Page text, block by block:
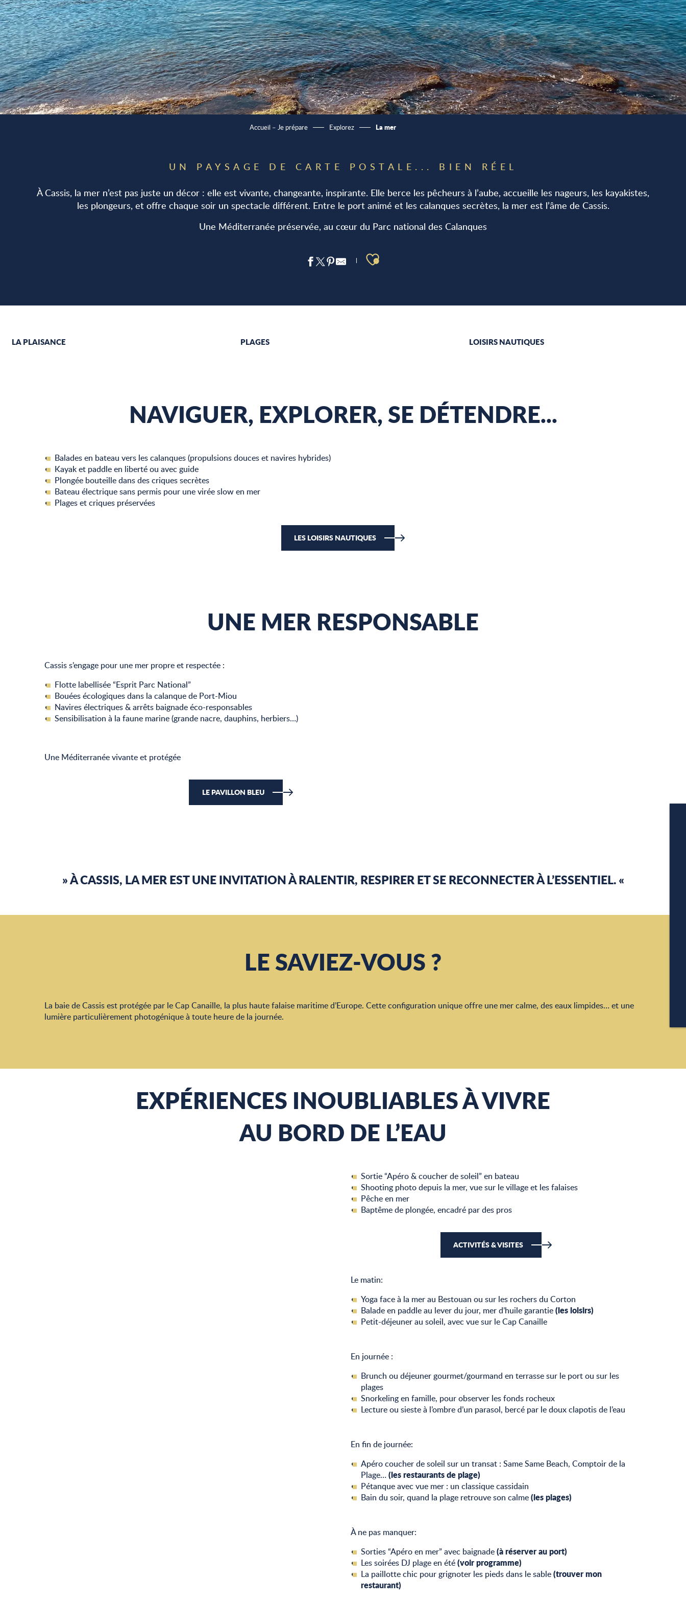
Accueil – Je prépare Explorez La mer
UN PAYSAGE DE CARTE POSTALE... BIEN RÉEL
À Cassis, la mer n’est pas juste un décor : elle est vivante, changeante, inspirante. Elle berce les pêcheurs à l’aube, accueille les nageurs, les kayakistes,
les plongeurs, et offre chaque soir un spectacle différent. Entre le port animé et les calanques secrètes, la mer est l’âme de Cassis.
Une Méditerranée préservée, au cœur du Parc national des Calanques
Ajouter aux favoris
LA PLAISANCE PLAGES LOISIRS NAUTIQUES
NAVIGUER, EXPLORER, SE DÉTENDRE...
Balades en bateau vers les calanques (propulsions douces et navires hybrides)
Kayak et paddle en liberté ou avec guide
Plongée bouteille dans des criques secrètes
Bateau électrique sans permis pour une virée slow en mer
Plages et criques préservées
LES LOISIRS NAUTIQUES
UNE MER RESPONSABLE
Cassis s’engage pour une mer propre et respectée :
Flotte labellisée “Esprit Parc National”
Bouées écologiques dans la calanque de Port-Miou
Navires électriques & arrêts baignade éco-responsables
Sensibilisation à la faune marine (grande nacre, dauphins, herbiers…)
Une Méditerranée vivante et protégée
LE PAVILLON BLEU
» À CASSIS, LA MER EST UNE INVITATION À RALENTIR, RESPIRER ET SE RECONNECTER À L’ESSENTIEL. «
LE SAVIEZ-VOUS ?
La baie de Cassis est protégée par le Cap Canaille, la plus haute falaise maritime d’Europe. Cette configuration unique offre une mer calme, des eaux limpides… et une
lumière particulièrement photogénique à toute heure de la journée.
EXPÉRIENCES INOUBLIABLES À VIVRE
AU BORD DE L’EAU
Sortie “Apéro & coucher de soleil” en bateau
Shooting photo depuis la mer, vue sur le village et les falaises
Pêche en mer
Baptême de plongée, encadré par des pros
ACTIVITÉS & VISITES
Le matin:
Yoga face à la mer au Bestouan ou sur les rochers du Corton
Balade en paddle au lever du jour, mer d’huile garantie(les loisirs)
Petit-déjeuner au soleil, avec vue sur le Cap Canaille
En journée :
Brunch ou déjeuner gourmet/gourmand en terrasse sur le port ou sur les
plages
Snorkeling en famille, pour observer les fonds rocheux
Lecture ou sieste à l’ombre d’un parasol, bercé par le doux clapotis de l’eau
En fin de journée:
Apéro coucher de soleil sur un transat : Same Same Beach, Comptoir de la
Plage…(les restaurants de plage)
Pétanque avec vue mer : un classique cassidain
Bain du soir, quand la plage retrouve son calme(les plages)
À ne pas manquer:
Sorties “Apéro en mer” avec baignade(à réserver au port)
Les soirées DJ plage en été(voir programme)
La paillotte chic pour grignoter les pieds dans le sable(trouver mon
restaurant)